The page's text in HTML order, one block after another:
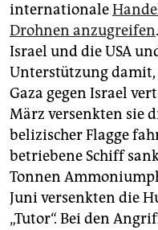
internationale
Drohnen anzugreifen
Israel und die USA
Unterstützung
Gaza gegen Israel
März versenkten sie
belizischer Flagge
betriebene Schiff
Tonnen
Juni versenkten die
„Tutor“. Bei den